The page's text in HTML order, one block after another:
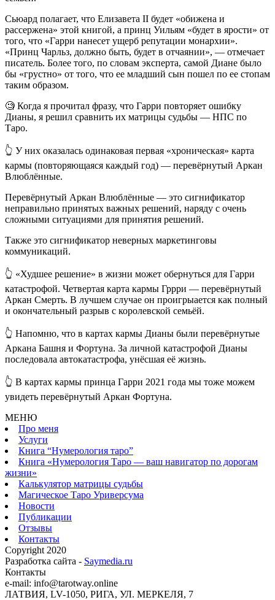
Сьюард полагает, что Елизавета II будет «обижена и
рассержена» этой книгой, а принц Уильям «будет в ярости» от
того, что «Гарри нанесет ущерб репутации монархии».
«Принц Чарльз, должно быть, будет в отчаянии», — отмечает
писатель. Более того, по словам эксперта, самой Диане было
бы «грустно» от того, что ее младший сын пошел по ее стопам
таким образом.
🧐 Когда я прочитал фразу, что Гарри повторяет ошибку
Дианы, я решил сравнить их матрицы судьбы — НПС по
Таро.
👆 У них оказалась одинаковая первая «хроническая» карта
кармы (повторяющаяся каждый год) — перевёрнутый Аркан
Влюблённые.
Перевёрнутый Аркан Влюблённые — это сигнификатор
неправильно принятых важных решений, наряду с очень
сложными ситуациями для принятия решений.
Также это сигнификатор неверных маркетинговы
коммуникаций.
👆 «Худшее решение» в жизни может обернуться для Гарри
катастрофой. Четвертая карта кармы Гррри — перевёрнутый
Аркан Смерть. В лучшем случае он проигрыается как полный
и окончательный разрыв с королевской семьёй.
👆 Напомню, что в картах кармы Дианы были перевёрнутые
Аркана Башня и Фортуна. За личной катастрофой Дианы
последовала автокатастрофа, унёсшая её жизнь.
👆 В картах кармы принца Гарри 2021 года мы тоже можем
увидеть перевёрнутый Аркан Фортуна.
МЕНЮ
Про меня
Услуги
Книга “Нумерология таро”
Книга «Нумерология Таро — ваш навигатор по дорогам
жизни»
Калькулятор матрицы судьбы
Магическое Таро Уриверсума
Новости
Публикации
Отзывы
Контакты
Copyright 2020
Разработка сайта - Saymedia.ru
Контакты
e-mail: info@tarotway.online
ЛАТВИЯ, LV-1050, РИГА, УЛ. МЕРКЕЛЯ, 7